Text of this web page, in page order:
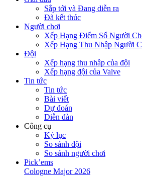
Sắp tới và Đang diễn ra
Đã kết thúc
Người chơi
Xếp Hạng Điểm Số Người
Xếp Hạng Thu Nhập Người
Đội
Xếp hạng thu nhập của đội
Xếp hạng đội của Valve
Tin tức
Tin tức
Bài viết
Dự đoán
Diễn đàn
Công cụ
Kỷ lục
So sánh đội
So sánh người chơi
Pick’ems
Cologne Major 2026